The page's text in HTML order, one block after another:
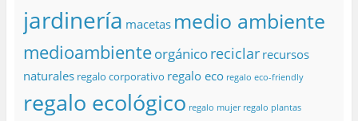
jardinería macetas medio ambiente
medioambienteorgánicoreciclar recursos
naturales regalo corporativo regalo eco regalo eco-friendly
regalo ecológico regalo mujer regalo plantas